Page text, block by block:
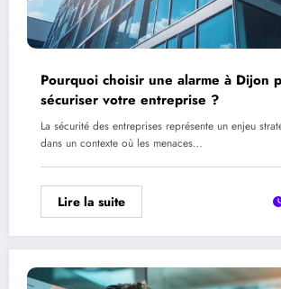
Pourquoi choisir une alarme à Dijon
sécuriser votre entreprise ?
La sécurité des entreprises représente un enjeu
dans un contexte où les menaces…
Lire la suite